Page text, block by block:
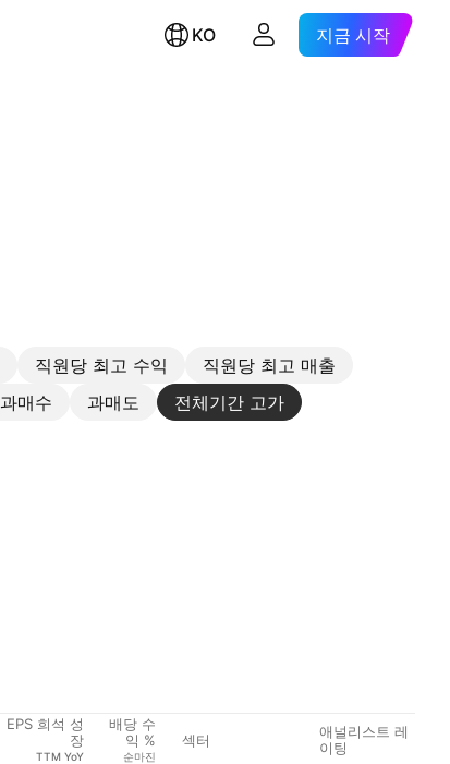
KO 지금 시작
직원당 최고 수익
직원당 최고 매출
과매수 과매도
전체기간 고가
EPS 희석 성
장
TTM YoY
배당 수
익 %
순마진
섹터
애널리스트 레
이팅